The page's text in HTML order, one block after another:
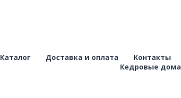
Каталог Доставка и оплата Контакты
Кедровые дома